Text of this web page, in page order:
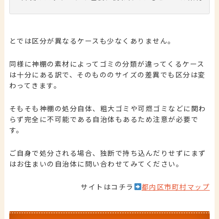
とでは区分が異なるケースも少なくありません。
同様に神棚の素材によってゴミの分類が違ってくるケース
は十分にある訳で、そのもののサイズの差異でも区分は変
わってきます。
そもそも神棚の処分自体、粗大ゴミや可燃ゴミなどに関わ
らず完全に不可能である自治体もあるため注意が必要で
す。
ご自身で処分される場合、独断で持ち込んだりせずにまず
はお住まいの自治体に問い合わせてみてください。
サイトはコチラ 都内区市町村マップ